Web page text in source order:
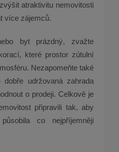
atraktivitu nemovitosti
více zájemců.
byt prázdný, zvažte
které prostor zútulní
Nezapomeňte také
udržovaná zahrada
o prodeji. Celkově je
připravili tak, aby
co nejpříjemněji